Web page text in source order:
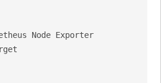
Node Exporter